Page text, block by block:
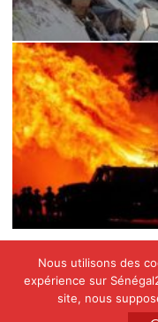
Copyright © All
Nous utilisons des
expérience sur
site, nous